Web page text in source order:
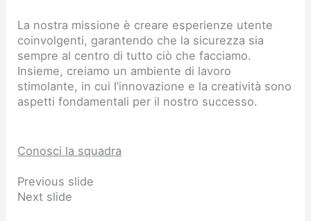
La nostra missione è creare esperienze utente
coinvolgenti, garantendo che la sicurezza sia
sempre al centro di tutto ciò che facciamo.
Insieme, creiamo un ambiente di lavoro
stimolante, in cui l’innovazione e la creatività sono
aspetti fondamentali per il nostro successo.
Conosci la squadra
Previous slide
Next slide